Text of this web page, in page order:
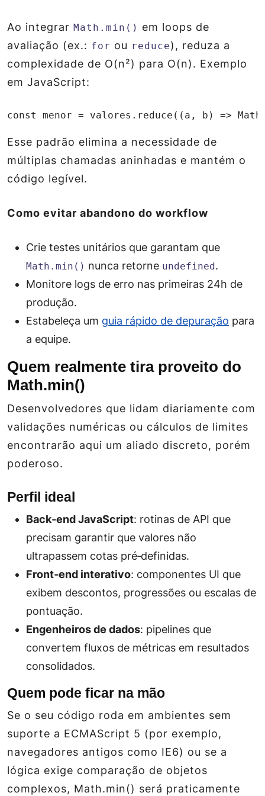
Ao integrar Math.min() em loops de
avaliação (ex.: for ou reduce), reduza a
complexidade de O(n²) para O(n). Exemplo
em JavaScript:
const menor = valores.reduce((a, b) =>
Esse padrão elimina a necessidade de
múltiplas chamadas aninhadas e mantém o
código legível.
Como evitar abandono do workflow
Crie testes unitários que garantam que
Math.min() nunca retorne undefined.
Monitore logs de erro nas primeiras 24h de
produção.
Estabeleça um guia rápido de depuração para
a equipe.
Quem realmente tira proveito do
Math.min()
Desenvolvedores que lidam diariamente com
validações numéricas ou cálculos de limites
encontrarão aqui um aliado discreto, porém
poderoso.
Perfil ideal
Back‑end JavaScript: rotinas de API que
precisam garantir que valores não
ultrapassem cotas pré‑definidas.
Front‑end interativo: componentes UI que
exibem descontos, progressões ou escalas de
pontuação.
Engenheiros de dados: pipelines que
convertem fluxos de métricas em resultados
consolidados.
Quem pode ficar na mão
Se o seu código roda em ambientes sem
suporte a ECMAScript 5 (por exemplo,
navegadores antigos como IE6) ou se a
lógica exige comparação de objetos
complexos, Math.min() será praticamente